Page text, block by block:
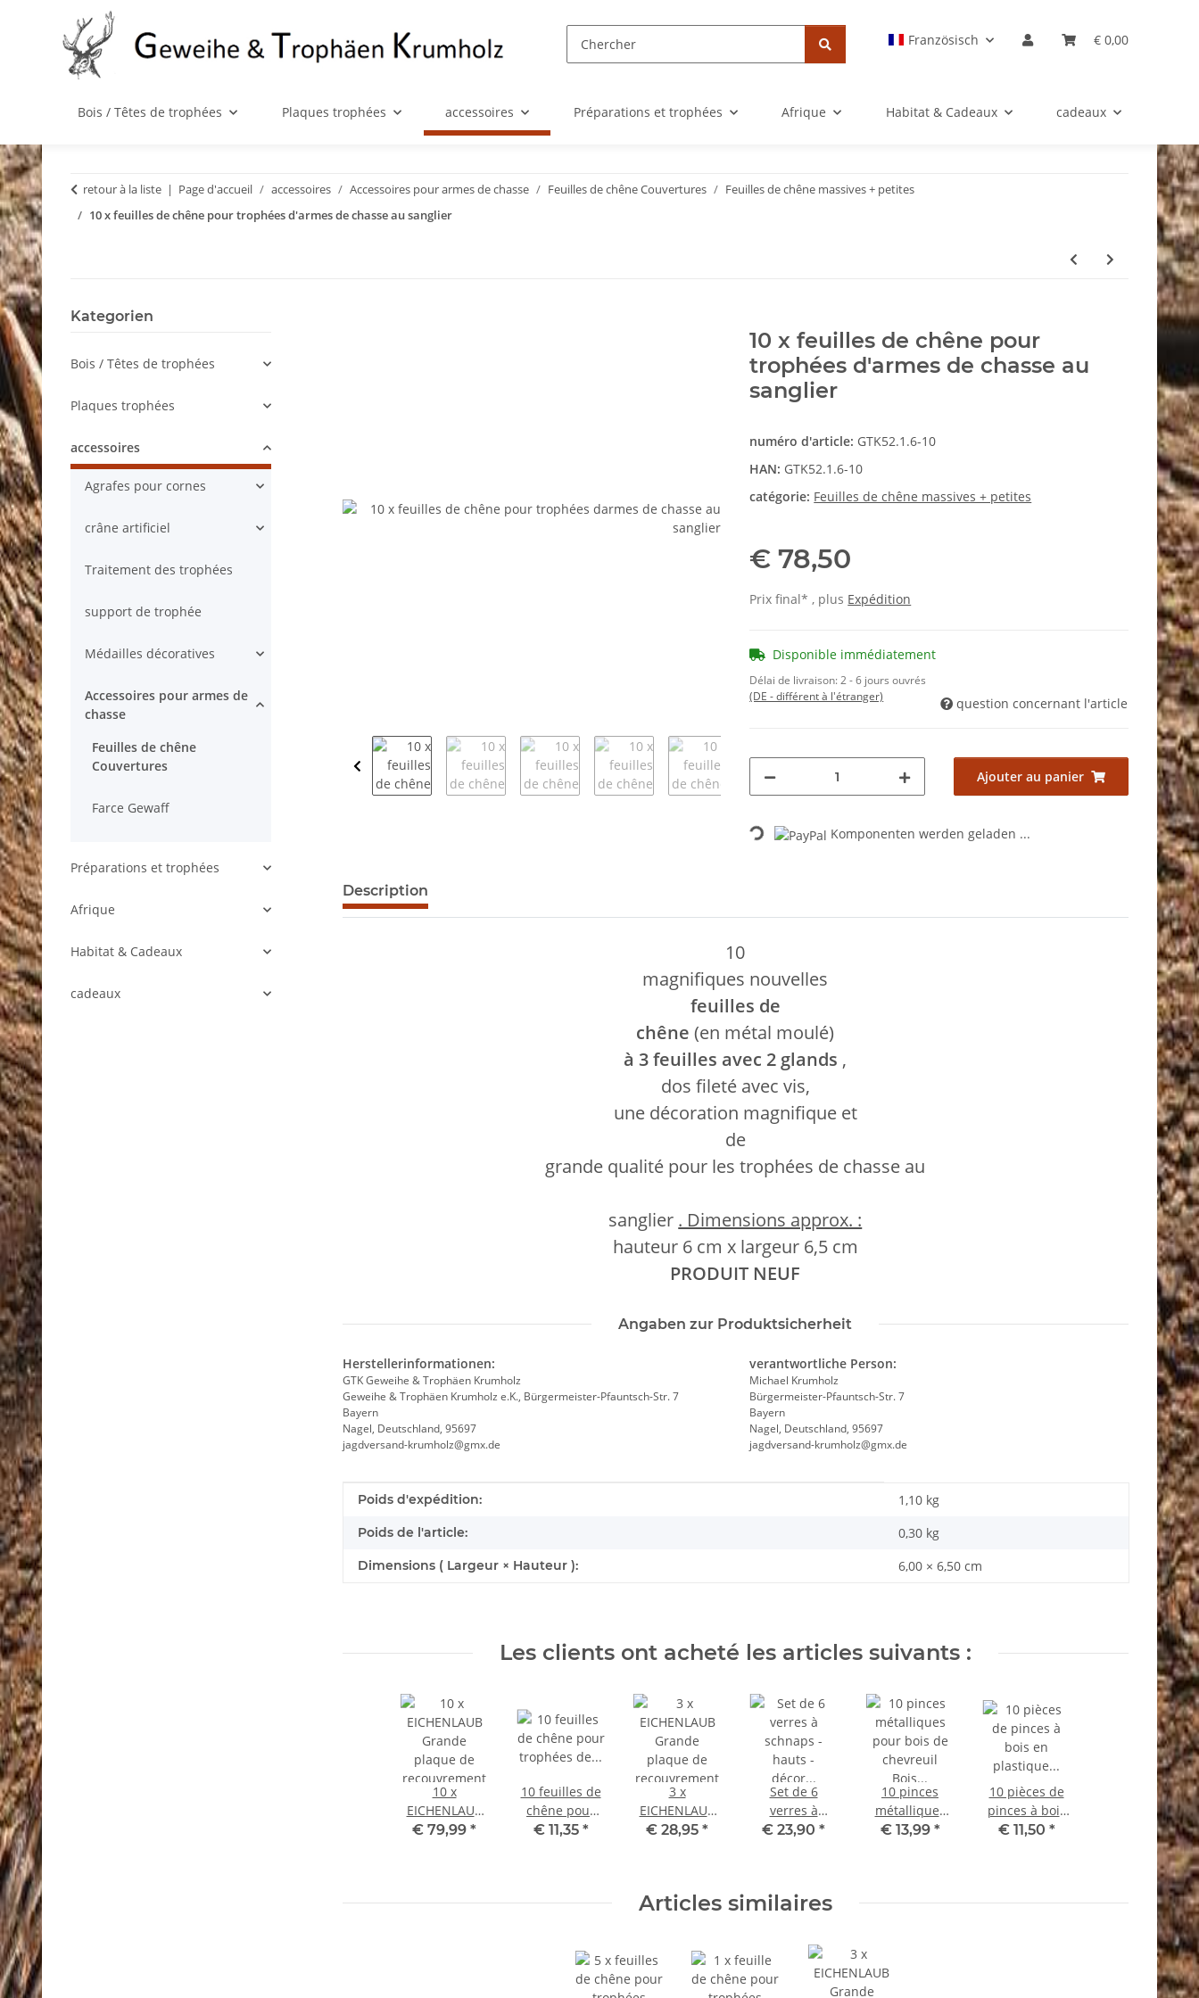
Französisch € 0,00
Bois / Têtes de trophées Plaques trophées accessoires Préparations et trophées Afrique Habitat & Cadeaux cadeaux
retour à la liste Page d'accueil accessoires Accessoires pour armes de chasse Feuilles de chêne Couvertures
Feuilles de chêne massives + petites
10 x feuilles de chêne pour trophées d'armes de chasse au sanglier
10 x feuilles de chêne pour
trophées d'armes de chasse au
sanglier
numéro d'article: GTK52.1.6-10
HAN: GTK52.1.6-10
catégorie: Feuilles de chêne massives + petites
€ 78,50
Prix final* , plus Expédition
Disponible immédiatement
Délai de livraison:2 - 6 jours ouvrés
(DE - différent à l'étranger)
question concernant l'article
Ajouter au panier
Loading... Komponenten werden geladen ...
afficher plus d'onglets
Description
10
magnifiques nouvelles
feuilles de
chêne (en métal moulé)
à 3 feuilles avec 2 glands ,
dos fileté avec vis,
une décoration magnifique et
de
grande qualité pour les trophées de chasse au
sanglier . Dimensions approx. :
hauteur 6 cm x largeur 6,5 cm
PRODUIT NEUF
Angaben zur Produktsicherheit
Herstellerinformationen:
GTK Geweihe & Trophäen Krumholz
Geweihe & Trophäen Krumholz e.K., Bürgermeister-Pfauntsch-Str. 7
Bayern
Nagel, Deutschland, 95697
jagdversand-krumholz@gmx.de
verantwortliche Person:
Michael Krumholz
Bürgermeister-Pfauntsch-Str. 7
Bayern
Nagel, Deutschland, 95697
jagdversand-krumholz@gmx.de
Caractéristique du produit
Valeur
Poids d'expédition: 1,10 kg
Poids de l'article: 0,30 kg
Dimensions ( Largeur × Hauteur ): 6,00 × 6,50 cm
Les clients ont acheté les articles suivants :
10 x
EICHENLAUB
Grande
et vis
€ 79,99 *
10 feuilles de
chêne pour
trophées de
Décoration
pour trophée
de sanglier
€ 11,35 *
3 x
EICHENLAUB
Grande
et vis
€ 28,95 *
Set de 6
verres à
schnaps -
artificielle 2 cl
€ 23,90 *
10 pinces
métalliques
pour bois de
€ 13,99 *
10 pièces de
pinces à bois
en plastique
d'accessoires
€ 11,50 *
Articles similaires
Kategorien
Bois / Têtes de trophées
Plaques trophées
accessoires
Agrafes pour cornes
crâne artificiel
Traitement des trophées
support de trophée
Médailles décoratives
Accessoires pour armes de
chasse
Feuilles de chêne
Couvertures
Farce Gewaff
Préparations et trophées
Afrique
Habitat & Cadeaux
cadeaux